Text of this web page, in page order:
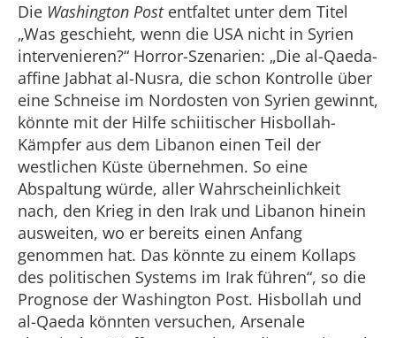
Die Washington Postentfaltet unter dem Titel
„Was geschieht, wenn die USA nicht in Syrien
intervenieren?“ Horror-Szenarien: „Die al-Qaeda-
affine Jabhat al-Nusra, die schon Kontrolle über
eine Schneise im Nordosten von Syrien gewinnt,
könnte mit der Hilfe schiitischer Hisbollah-
Kämpfer aus dem Libanon einen Teil der
westlichen Küste übernehmen. So eine
Abspaltung würde, aller Wahrscheinlichkeit
nach, den Krieg in den Irak und Libanon hinein
ausweiten, wo er bereits einen Anfang
genommen hat. Das könnte zu einem Kollaps
des politischen Systems im Irak führen“, so die
Prognose der Washington Post. Hisbollah und
al-Qaeda könnten versuchen, Arsenale